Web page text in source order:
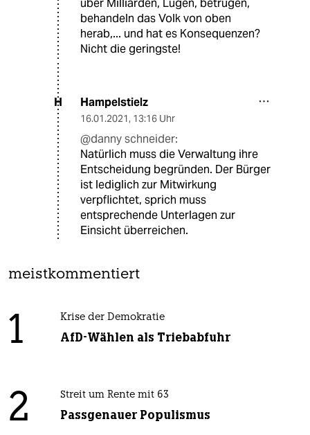
über Milliarden, Lügen, betrügen,
behandeln das Volk von oben
herab,... und hat es Konsequenzen?
Nicht die geringste!
H Hampelstielz
16.01.2021, 13:16 Uhr
@danny schneider:
Natürlich muss die Verwaltung ihre
Entscheidung begründen. Der Bürger
ist lediglich zur Mitwirkung
verpflichtet, sprich muss
entsprechende Unterlagen zur
Einsicht überreichen.
meistkommentiert
1 Krise der Demokratie
AfD-Wählen als Triebabfuhr
2 Streit um Rente mit 63
Passgenauer Populismus